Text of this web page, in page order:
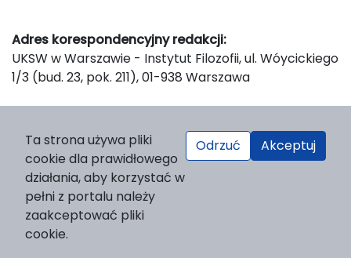
Adres korespondencyjny redakcji:
UKSW w Warszawie - Instytut Filozofii, ul. Wóycickiego
1/3 (bud. 23, pok. 211), 01-938 Warszawa
Wydawnictwo Naukowe UKSW, ul. Dewajtis 5, domek
nr 2, 01-815 Warszawa
Strona WWW Wydawnictwa
e-mail: wydawnictwo@uksw.edu.pl
Ta strona używa pliki
cookie dla prawidłowego
działania, aby korzystać w
pełni z portalu należy
zaakceptować pliki
cookie.
Odrzuć Akceptuj